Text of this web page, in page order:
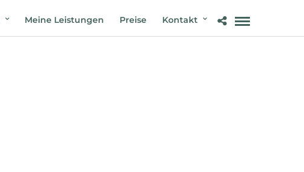
Meine Leistungen Preise Kontakt